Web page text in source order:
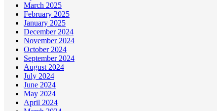
March 2025
February 2025
January 2025
December 2024
November 2024
October 2024
September 2024
August 2024
July 2024
June 2024
May 2024
April 2024